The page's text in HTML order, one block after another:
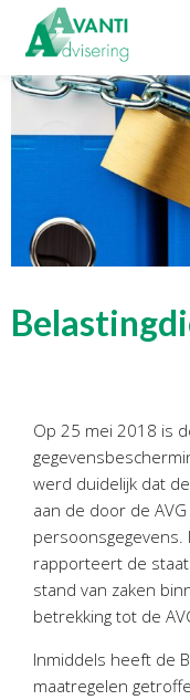
Organisatie
Onze medewerkers
NOAB gecertificeerd
Algemene
gegevensbescherming
Sponsoring
Startersbegeleiding
Tijdelijk financieel
Personeel &
Bedrijfseconomisch
Belastingadvies
Online boekhouden
Nieuws&
Zoeken
naar:
Op 25 mei 2018 is
werd duidelijk dat
aan de door de
persoonsgegevens.
rapporteert de
stand van zaken
betrekking tot de
Inmiddels heeft de
maatregelen